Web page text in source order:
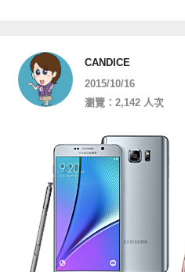
CANDICE
2015/10/16
瀏覽：2,142 人次